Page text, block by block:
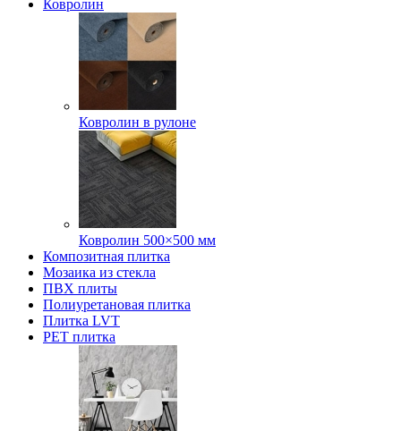
Ковролин
Ковролин в рулоне
Ковролин 500×500 мм
Композитная плитка
Мозаика из стекла
ПВХ плиты
Полиуретановая плитка
Плитка LVT
РЕТ плитка